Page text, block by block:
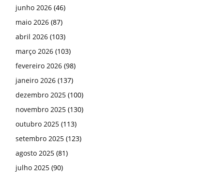
junho 2026 (46)
maio 2026 (87)
abril 2026 (103)
março 2026 (103)
fevereiro 2026 (98)
janeiro 2026 (137)
dezembro 2025 (100)
novembro 2025 (130)
outubro 2025 (113)
setembro 2025 (123)
agosto 2025 (81)
julho 2025 (90)